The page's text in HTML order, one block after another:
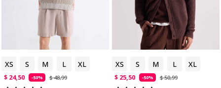
XS S M L XL
$ 24,50 -50% $ 48,99
XS S M L XL
$ 25,50 -50% $ 50,99